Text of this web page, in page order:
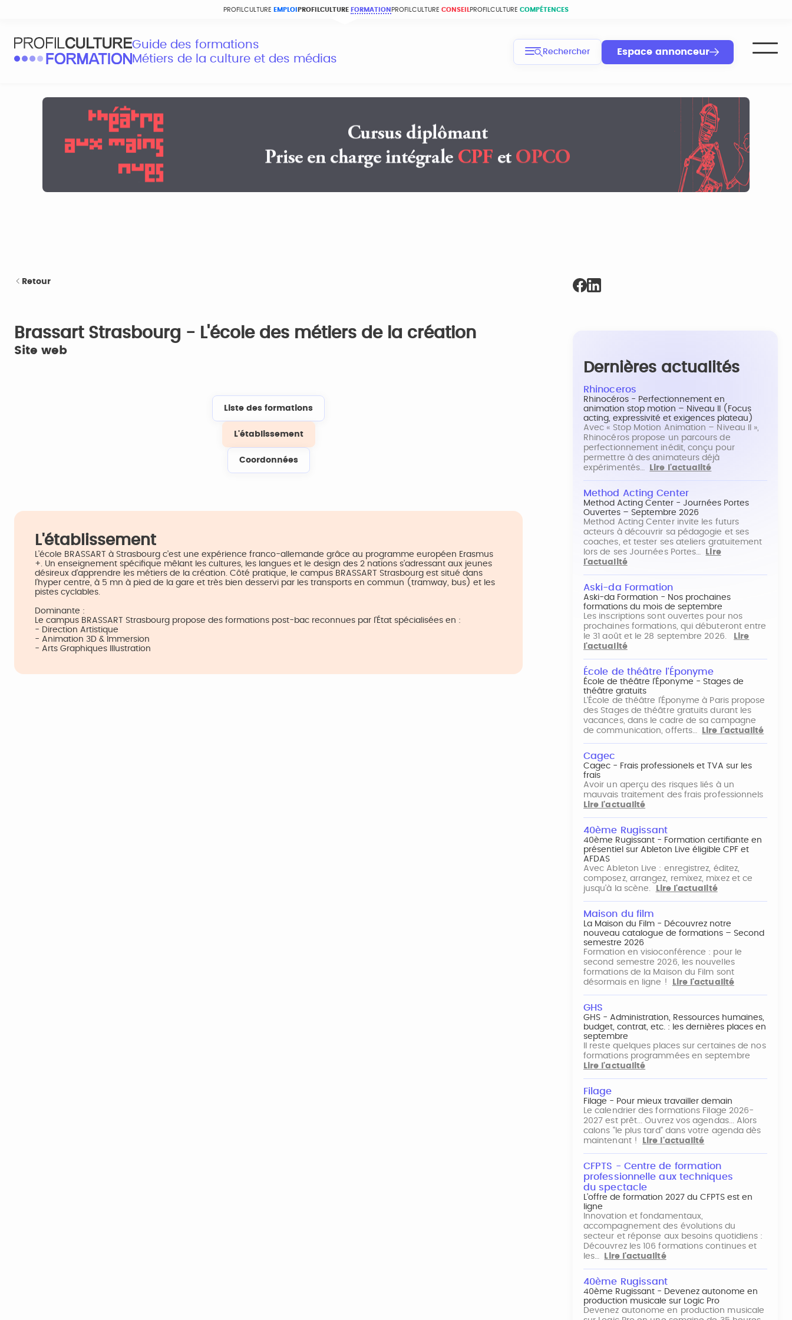
PROFILCULTURE EMPLOI PROFILCULTURE FORMATION PROFILCULTURE CONSEIL PROFILCULTURE COMPÉTENCES
Guide des formations
Métiers de la culture et des médias
Rechercher Espace annonceur
Retour
Brassart Strasbourg - L'école des métiers de la création
Site web
Liste des formations
L'établissement
Coordonnées
L'établissement
L’école BRASSART à Strasbourg c'est une expérience franco-allemande grâce au programme européen Erasmus
+. Un enseignement spécifique mêlant les cultures, les langues et le design des 2 nations s’adressant aux jeunes
désireux d’apprendre les métiers de la création. Côté pratique, le campus BRASSART Strasbourg est situé dans
l’hyper centre, à 5 mn à pied de la gare et très bien desservi par les transports en commun (tramway, bus) et les
pistes cyclables.
Dominante :
Le campus BRASSART Strasbourg propose des formations post-bac reconnues par l'État spécialisées en :
- Direction Artistique
- Animation 3D & Immersion
- Arts Graphiques Illustration
Dernières actualités
Rhinoceros
Rhinocéros - Perfectionnement en
animation stop motion – Niveau II (Focus
acting, expressivité et exigences plateau)
Avec « Stop Motion Animation – Niveau II »,
Rhinocéros propose un parcours de
perfectionnement inédit, conçu pour
permettre à des animateurs déjà
expérimentés…
Lire l'actualité
Method Acting Center
Method Acting Center - Journées Portes
Ouvertes – Septembre 2026
Method Acting Center invite les futurs
acteurs à découvrir sa pédagogie et ses
coaches, et tester ses ateliers gratuitement
lors de ses Journées Portes…
Lire
l'actualité
Aski-da Formation
Aski-da Formation - Nos prochaines
formations du mois de septembre
Les inscriptions sont ouvertes pour nos
prochaines formations, qui débuteront entre
le 31 août et le 28 septembre 2026.
Lire
l'actualité
École de théâtre l'Éponyme
École de théâtre l'Éponyme - Stages de
théâtre gratuits
L'École de théâtre l'Éponyme à Paris propose
des Stages de théâtre gratuits durant les
vacances, dans le cadre de sa campagne
de communication, offerts…
Lire l'actualité
Cagec
Cagec - Frais professionels et TVA sur les
frais
Avoir un aperçu des risques liés à un
mauvais traitement des frais professionnels
Lire l'actualité
40ème Rugissant
40ème Rugissant - Formation certifiante en
présentiel sur Ableton Live éligible CPF et
AFDAS
Avec Ableton Live : enregistrez, éditez,
composez, arrangez, remixez, mixez et ce
jusqu'à la scène.
Lire l'actualité
Maison du film
La Maison du Film - Découvrez notre
nouveau catalogue de formations – Second
semestre 2026
Formation en visioconférence : pour le
second semestre 2026, les nouvelles
formations de la Maison du Film sont
désormais en ligne !
Lire l'actualité
GHS
GHS - Administration, Ressources humaines,
budget, contrat, etc. : les dernières places en
septembre
Il reste quelques places sur certaines de nos
formations programmées en septembre
Lire l'actualité
Filage
Filage - Pour mieux travailler demain
Le calendrier des formations Filage 2026-
2027 est prêt... Ouvrez vos agendas... Alors
calons "le plus tard" dans votre agenda dès
maintenant !
Lire l'actualité
CFPTS - Centre de formation
professionnelle aux techniques
du spectacle
L’offre de formation 2027 du CFPTS est en
ligne
Innovation et fondamentaux,
accompagnement des évolutions du
secteur et réponse aux besoins quotidiens :
Découvrez les 106 formations continues et
les…
Lire l'actualité
40ème Rugissant
40ème Rugissant - Devenez autonome en
production musicale sur Logic Pro
Devenez autonome en production musicale